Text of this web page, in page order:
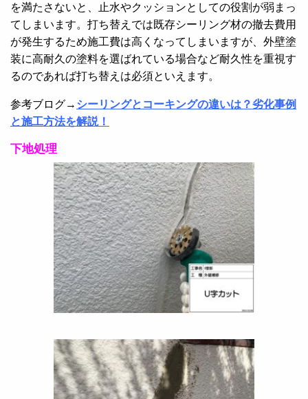
を満たさないと、止水やクッションとしての役割が弱まっ
てしまいます。打ち替えでは既存シーリング材の撤去費用
が発生するため施工費は高くなってしまいますが、外壁塗
装に高耐久の塗料を選ばれている場合など耐久性を重視す
るのであれば打ち替えは必須といえます。
参考ブログ→ シーリングとコーキングの違いは？劣化事例
と施工方法を解説！
下地処理